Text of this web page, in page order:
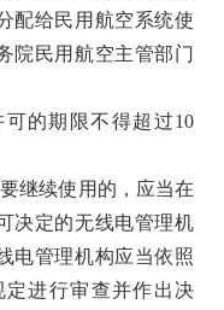
配给民用航空系统使
院民用航空主管部门
的期限不得超过10
继续使用的，应当在
决定的无线电管理机
电管理机构应当依照
进行审查并作出决